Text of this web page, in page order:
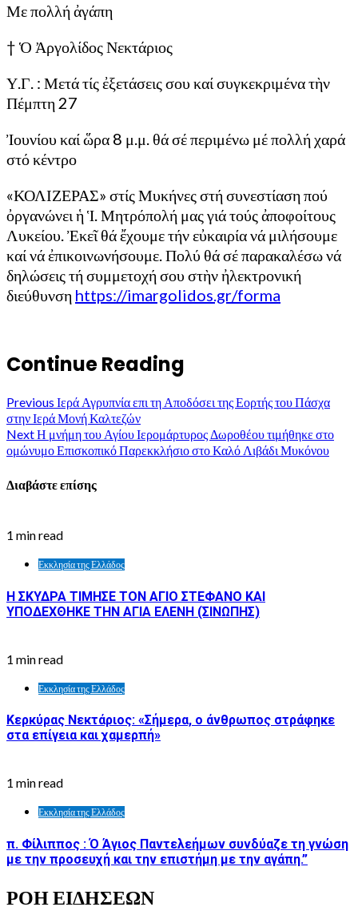
Με πολλή ἀγάπη
† Ὁ Ἀργολίδος Νεκτάριος
Υ.Γ. : Μετά τίς ἐξετάσεις σου καί συγκεκριμένα τὴν
Πέμπτη 27
Ἰουνίου καί ὥρα 8 μ.μ. θά σέ περιμένω μέ πολλή χαρά
στό κέντρο
«ΚΟΛΙΖΕΡΑΣ» στίς Μυκήνες στή συνεστίαση πού
ὀργανώνει ἡ Ἱ. Μητρόπολή μας γιά τούς ἀποφοίτους
Λυκείου. Ἐκεῖ θά ἔχουμε τήν εὐκαιρία νά μιλήσουμε
καί νά ἐπικοινωνήσουμε. Πολύ θά σέ παρακαλέσω νά
δηλώσεις τή συμμετοχή σου στὴν ἠλεκτρονική
διεύθυνση https://imargolidos.gr/forma
Continue Reading
Previous Ιερά Αγρυπνία επι τη Αποδόσει της Εορτής του Πάσχα
στην Ιερά Μονή Καλτεζών
NextΗ μνήμη του Αγίου Ιερομάρτυρος Δωροθέου τιμήθηκε στο
ομώνυμο Επισκοπικό Παρεκκλήσιο στο Καλό Λιβάδι Μυκόνου
Διαβάστε επίσης
1 min read
Εκκλησία της Ελλάδος
Η ΣΚΥΔΡΑ ΤΙΜΗΣΕ ΤΟΝ ΑΓΙΟ ΣΤΕΦΑΝΟ ΚΑΙ
ΥΠΟΔΕΧΘΗΚΕ ΤΗΝ ΑΓΙΑ ΕΛΕΝΗ (ΣΙΝΩΠΗΣ)
1 min read
Εκκλησία της Ελλάδος
Κερκύρας Νεκτάριος: «Σήμερα, ο άνθρωπος στράφηκε
στα επίγεια και χαμερπή»
1 min read
Εκκλησία της Ελλάδος
π. Φίλιππος : Ό Άγιος Παντελεήμων συνδύαζε τη γνώση
με την προσευχή και την επιστήμη με την αγάπη.”
ΡΟΗ ΕΙΔΗΣΕΩΝ